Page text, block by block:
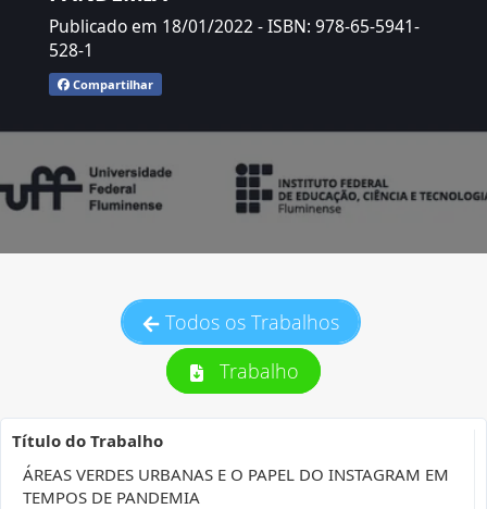
Publicado em 18/01/2022- ISBN: 978-65-5941-
528-1
Compartilhar
Todos os Trabalhos
Trabalho
Título do Trabalho
ÁREAS VERDES URBANAS E O PAPEL DO INSTAGRAM EM
TEMPOS DE PANDEMIA